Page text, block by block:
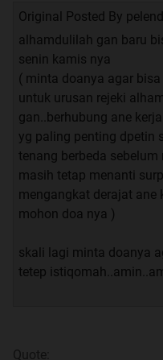
Syarat : Amalkan & baca
sampai terlihatatsar
saya diwejang oleh guru
coba lakukan hal di atas
hari. Catat perjalanannya
sunnah lainnya, untuk
Alhamdulillah segala
dalam kehidupan Anda
TS sudah
duga yang membantu
Attraction) akan dengan
Original Posted By
alhamdulilah gan baru
senin kamis nya
( minta doanya agar
untuk urusan rejeki
gan..berhubung ane
yg paling penting dpetin
tenang berbeda
masih tetap menanti
mengangkat derajat ane
mohon doa nya )
skali lagi minta doanya
tetep
Quote: